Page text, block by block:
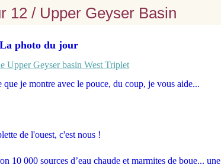
12 / Upper Geyser Basin
La photo du jour
je montre avec le pouce, du coup, je vous aide...
de l'ouest, c'est nous !
10 000 sources d’eau chaude et marmites de boue... une